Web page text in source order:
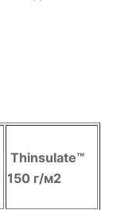
Thinsulate™
150 г/м2